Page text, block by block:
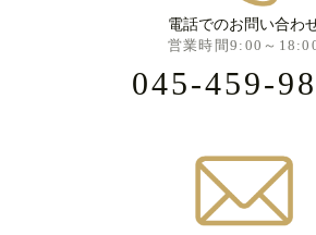
電話でのお問い合わ
営業時間9:00～
045-459-